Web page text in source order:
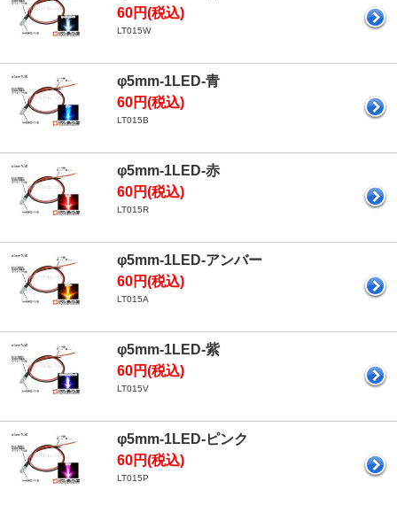
60円(税込)
LT015W
φ5mm-1LED-青
60円(税込)
LT015B
φ5mm-1LED-赤
60円(税込)
LT015R
φ5mm-1LED-アンバー
60円(税込)
LT015A
φ5mm-1LED-紫
60円(税込)
LT015V
φ5mm-1LED-ピンク
60円(税込)
LT015P